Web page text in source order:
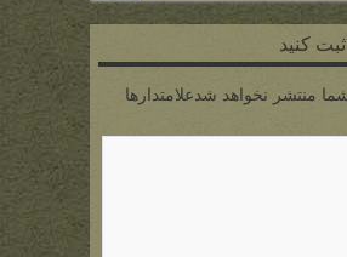
کنید
منتشر نخواهد شدعلامتدارها